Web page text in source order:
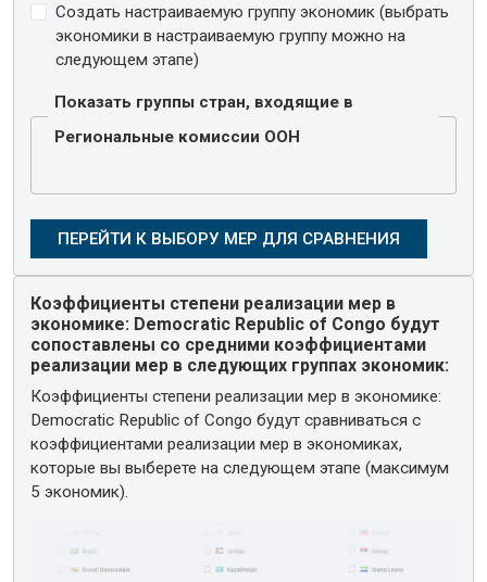
Создать настраиваемую группу экономик (выбрать
экономики в настраиваемую группу можно на
следующем этапе)
Показать группы стран, входящие в
Региональные комиссии ООН
Коэффициенты степени реализации мер в
экономике: Democratic Republic of Congo будут
сопоставлены со средними коэффициентами
реализации мер в следующих группах экономик:
Коэффициенты степени реализации мер в экономике:
Democratic Republic of Congo будут сравниваться с
коэффициентами реализации мер в экономиках,
которые вы выберете на следующем этапе (максимум
5 экономик).